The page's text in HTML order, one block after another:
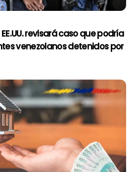
revisará caso que podría
venezolanos detenidos por